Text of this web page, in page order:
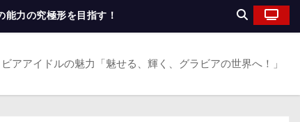
力の究極形を目指す！
アアイドルの魅力「魅せる、輝く、グラビアの世界へ！」